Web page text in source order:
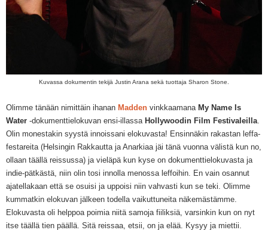
Kuvassa dokumentin tekijä Justin Arana sekä tuottaja Sharon Stone.
Olimme tänään nimittäin ihanan Madden vinkkaamana My Name Is
Water -dokumenttielokuvan ensi-illassa Hollywoodin Film Festivaleilla
Olin monestakin syystä innoissani elokuvasta! Ensinnäkin rakastan leffa-
festareita (Helsingin Rakkautta ja Anarkiaa jäi tänä vuonna välistä kun no,
ollaan täällä reissussa) ja vieläpä kun kyse on dokumenttielokuvasta ja
indie-pätkästä, niin olin tosi innolla menossa leffoihin. En vain osannut
ajatellakaan että se osuisi ja uppoisi niin vahvasti kun se teki. Olimme
kummatkin elokuvan jälkeen todella vaikuttuneita näkemästämme.
Elokuvasta oli helppoa poimia niitä samoja fiiliksiä, varsinkin kun on nyt
itse täällä tien päällä. Sitä reissaa, etsii, on ja elää. Kysyy ja miettii.